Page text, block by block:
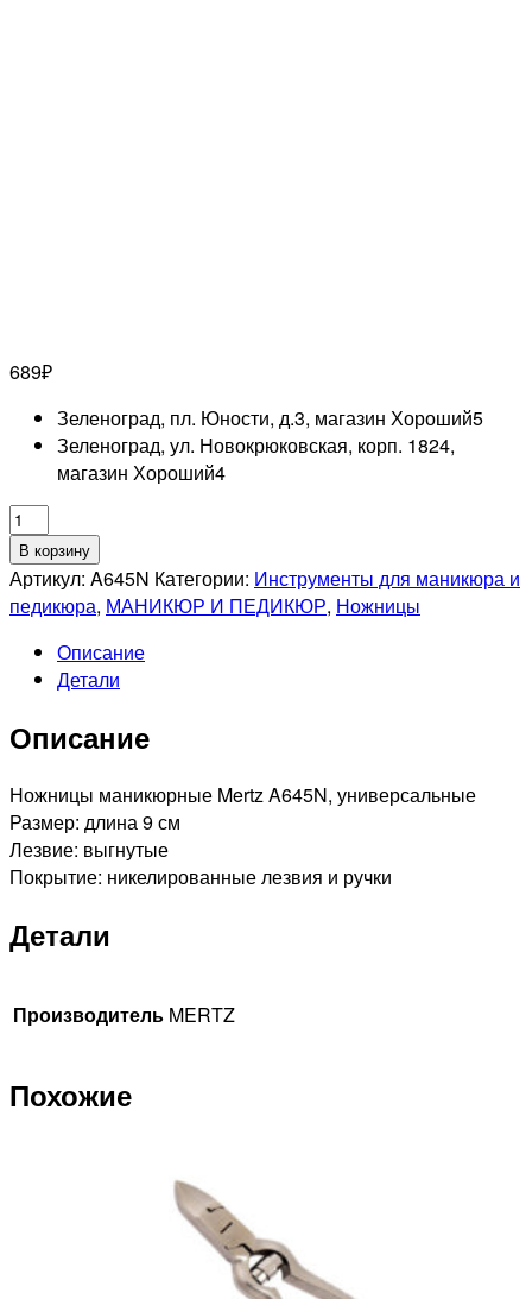
689₽
Зеленоград, пл. Юности, д.3, магазин Хороший5
Зеленоград, ул. Новокрюковская, корп. 1824,
магазин Хороший4
Количество
товара
MERTZ
A645N
универсальные
В корзину
Артикул: A645N Категории: Инструменты для маникюра и
педикюра, МАНИКЮР И ПЕДИКЮР, Ножницы
Описание
Детали
Описание
Ножницы маникюрные Mertz A645N, универсальные
Размер: длина 9 см
Лезвие: выгнутые
Покрытие: никелированные лезвия и ручки
Детали
Производитель MERTZ
Похожие